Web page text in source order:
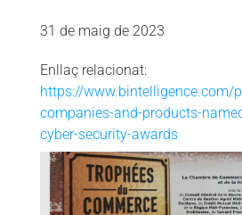
31 de maig de 2023
Enllaç relacionat:
https://www.bintelligence.com/
companies-and-products-
cyber-security-awards